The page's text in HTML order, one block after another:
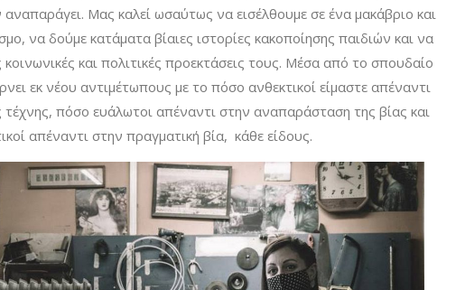
αναπαράγει. Μας καλεί ωσαύτως να εισέλθουμε σε ένα μακάβριο και
να δούμε κατάματα βίαιες ιστορίες κακοποίησης παιδιών και να
και πολιτικές προεκτάσεις τους. Μέσα από το σπουδαίο
εκ νέου αντιμέτωπους με το πόσο ανθεκτικοί είμαστε απέναντι
τέχνης, πόσο ευάλωτοι απέναντι στην αναπαράσταση της βίας και
απέναντι στην πραγματική βία, κάθε είδους.